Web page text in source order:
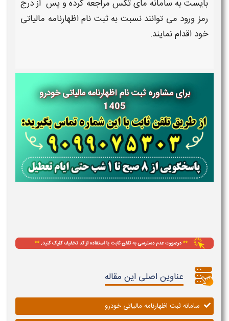
بایست به سامانه مای تکس مراجعه کرده و پس از درج
رمز ورود می توانند نسبت به ثبت نام اظهارنامه مالیاتی
خود اقدام نمایند.
برای مشاوره ثبت نام اظهارنامه مالیاتی خودرو
1405
عناوین اصلی این مقاله
سامانه ثبت اظهارنامه مالیاتی خودرو